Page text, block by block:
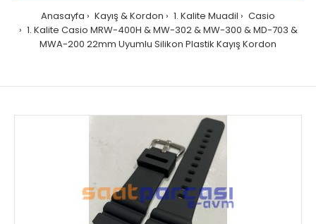
Anasayfa Kayış & Kordon 1. Kalite Muadil
Casio
1. Kalite Casio MRW-400H & MW-302 & MW-300 & MD-703 &
MWA-200 22mm Uyumlu Silikon Plastik Kayış Kordon